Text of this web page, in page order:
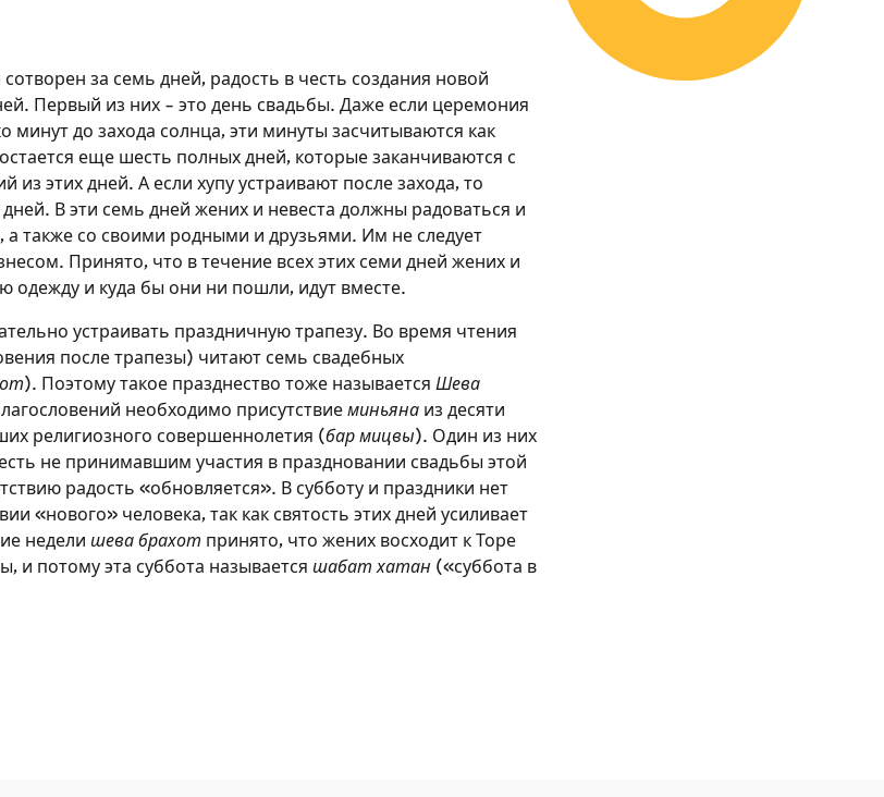
за семь дней, радость в честь создания новой
Первый из них – это день свадьбы. Даже если церемония
минут до захода солнца, эти минуты засчитываются как
еще шесть полных дней, которые заканчиваются с
из этих дней. А если хупу устраивают после захода, то
В эти семь дней жених и невеста должны радоваться и
а также со своими родными и друзьями. Им не следует
Принято, что в течение всех этих семи дней жених и
одежду и куда бы они ни пошли, идут вместе.
устраивать праздничную трапезу. Во время чтения
после трапезы) читают семь свадебных
). Поэтому такое празднество тоже называется Шева
необходимо присутствие миньянаиз десяти
религиозного совершеннолетия (бар мицвы). Один из них
не принимавшим участия в праздновании свадьбы этой
радость «обновляется». В субботу и праздники нет
«нового» человека, так как святость этих дней усиливает
недели шева брахот принято, что жених восходит к Торе
и потому эта суббота называется шабат хатан («суббота в